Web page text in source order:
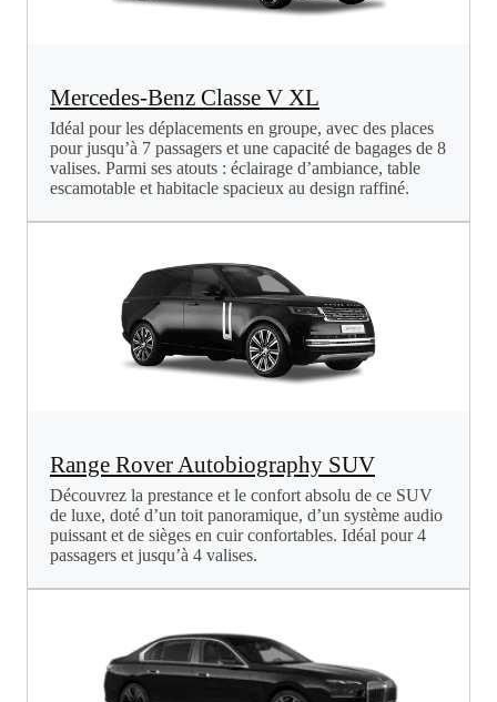
Mercedes-Benz Classe V XL
Idéal pour les déplacements en groupe, avec des places
pour jusqu’à 7 passagers et une capacité de bagages de 8
valises. Parmi ses atouts : éclairage d’ambiance, table
escamotable et habitacle spacieux au design raffiné.
Range Rover Autobiography SUV
Découvrez la prestance et le confort absolu de ce SUV
de luxe, doté d’un toit panoramique, d’un système audio
puissant et de sièges en cuir confortables. Idéal pour 4
passagers et jusqu’à 4 valises.